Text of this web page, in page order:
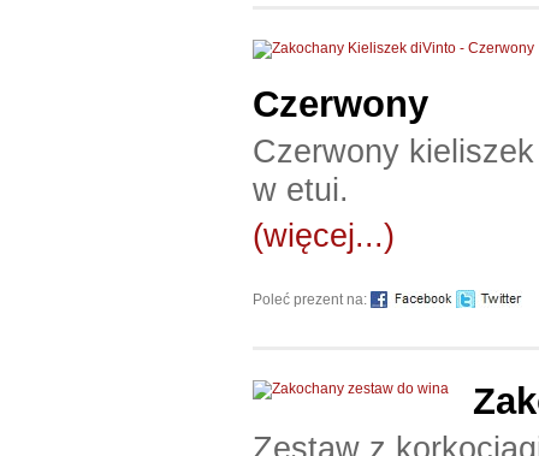
Czerwony
Czerwony
w etui.
(więcej...)
Poleć prezent na:
Zestaw z